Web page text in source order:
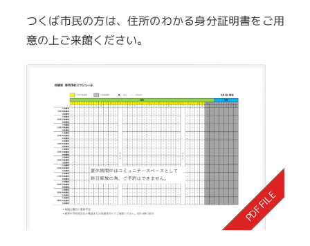
つくば市民の方は、住所のわかる身分証明書をご用
意の上ご来館ください。